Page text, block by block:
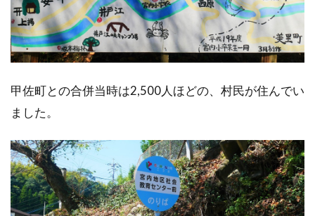
甲佐町との合併当時は2,500人ほどの、村民が住んでい
ました。